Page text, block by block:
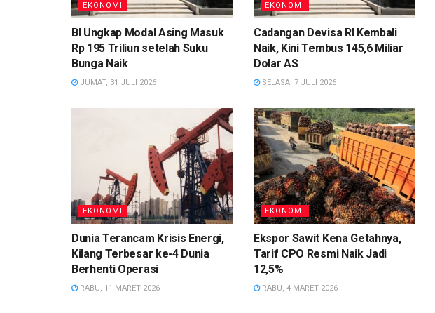
EKONOMI
BI Ungkap Modal Asing Masuk
Rp 195 Triliun setelah Suku
Bunga Naik
JUMAT, 31 JULI 2026
EKONOMI
Cadangan Devisa RI Kembali
Naik, Kini Tembus 145,6 Miliar
Dolar AS
SELASA, 7 JULI 2026
EKONOMI
Dunia Terancam Krisis Energi,
Kilang Terbesar ke-4 Dunia
Berhenti Operasi
RABU, 11 MARET 2026
EKONOMI
Ekspor Sawit Kena Getahnya,
Tarif CPO Resmi Naik Jadi
12,5%
RABU, 4 MARET 2026